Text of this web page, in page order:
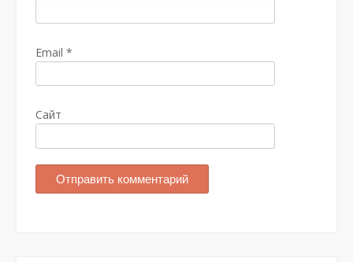
Email *
Сайт